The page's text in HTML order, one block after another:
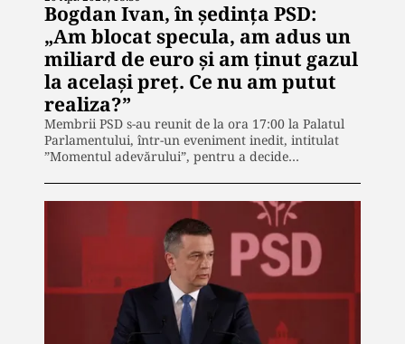
Bogdan Ivan, în ședința PSD:
„Am blocat specula, am adus un
miliard de euro și am ținut gazul
la același preț. Ce nu am putut
realiza?”
Membrii PSD s-au reunit de la ora 17:00 la Palatul
Parlamentului, într-un eveniment inedit, intitulat
”Momentul adevărului”, pentru a decide…